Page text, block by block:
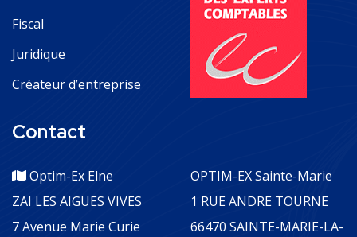
Fiscal
Juridique
Créateur d’entreprise
Contact
Optim-Ex Elne
ZAI LES AIGUES VIVES
7 Avenue Marie Curie
OPTIM-EX Sainte-Marie
1 RUE ANDRE TOURNE
66470 SAINTE-MARIE-LA-